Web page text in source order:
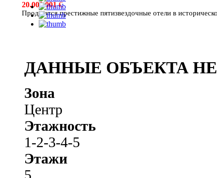
20.000.001€
Продаются престижные пятизвездочные отели в
ДАННЫЕ ОБЪЕКТА
Зона
Центр
Этажность
1-2-3-4-5
Этажи